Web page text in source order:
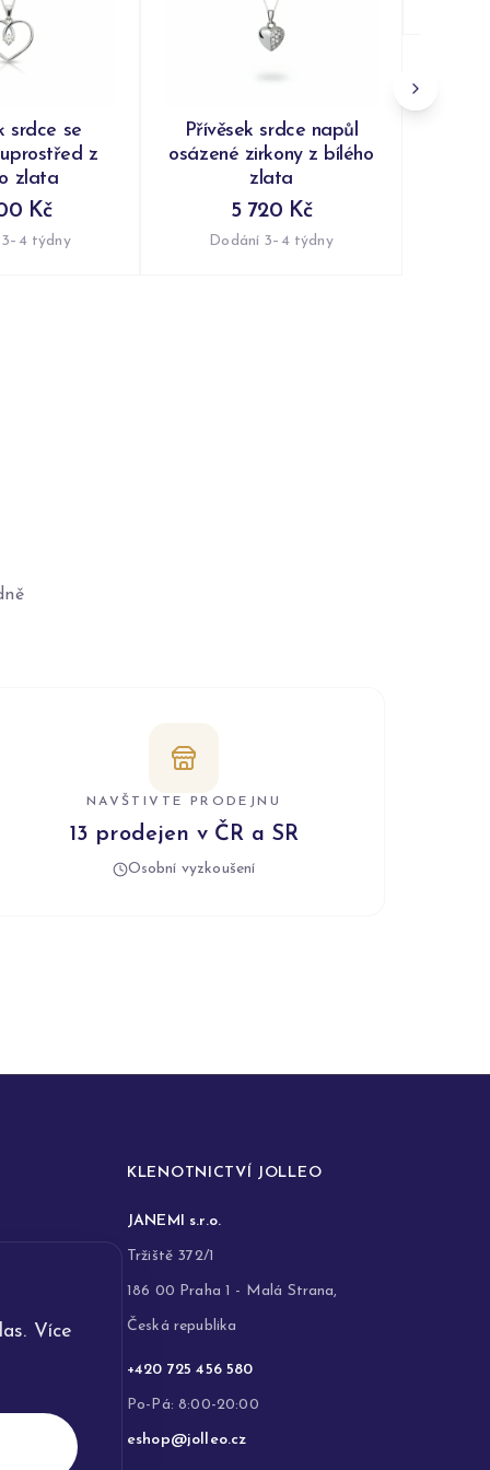
Více
srdce se
z
zlata
Kč
týdny
Přívěsek srdce napůl
osázené zirkony z bílého
zlata
5 720 Kč
Dodání 3–4 týdny
NAVŠTIVTE PRODEJNU
13 prodejen v ČR a SR
Osobní vyzkoušení
KLENOTNICTVÍ JOLLEO
JANEMI s.r.o.
Tržiště 372/1
186 00 Praha 1 - Malá Strana,
Česká republika
+420 725 456 580
Po-Pá: 8:00-20:00
eshop@jolleo.cz